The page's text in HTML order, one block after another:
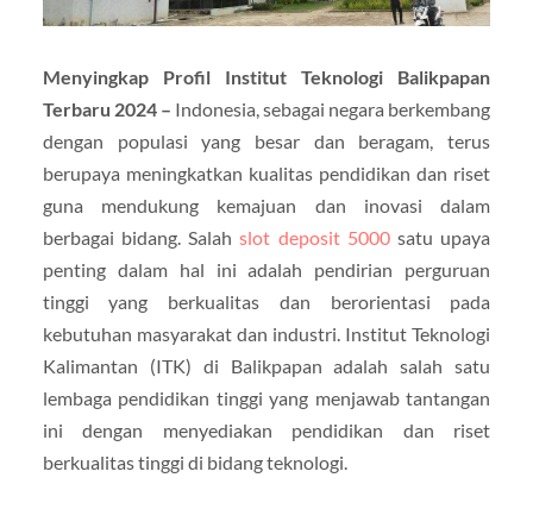
Menyingkap Profil Institut Teknologi Balikpapan
Terbaru 2024 – Indonesia, sebagai negara berkembang
dengan populasi yang besar dan beragam, terus
berupaya meningkatkan kualitas pendidikan dan riset
guna mendukung kemajuan dan inovasi dalam
berbagai bidang. Salahslot deposit 5000satu upaya
penting dalam hal ini adalah pendirian perguruan
tinggi yang berkualitas dan berorientasi pada
kebutuhan masyarakat dan industri. Institut Teknologi
Kalimantan (ITK) di Balikpapan adalah salah satu
lembaga pendidikan tinggi yang menjawab tantangan
ini dengan menyediakan pendidikan dan riset
berkualitas tinggi di bidang teknologi.